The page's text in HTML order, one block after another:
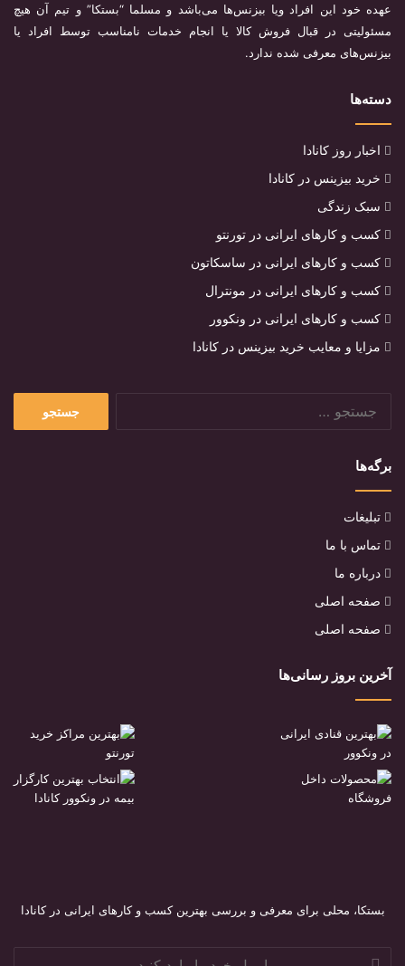
عهده خود این افراد ویا بیزنس‌ها می‌باشد و مسلما “بستکا” و تیم آن هیچ
مسئولیتی در قبال فروش کالا یا انجام خدمات نامناسب توسط افراد یا
بیزنس‌های معرفی شده ندارد.
دسته‌ها
اخبار روز کانادا
خرید بیزینس در کانادا
سبک زندگی
کسب و کارهای ایرانی در تورنتو
کسب و کارهای ایرانی در ساسکاتون
کسب و کارهای ایرانی در مونترال
کسب و کارهای ایرانی در ونکوور
مزایا و معایب خرید بیزینس در کانادا
برگه‌ها
تبلیغات
تماس با ما
درباره ما
صفحه اصلی
صفحه اصلی
آخرین بروز رسانی‌ها
بستکا، محلی برای معرفی و بررسی بهترین کسب و کارهای ایرانی در کانادا
ایمیل